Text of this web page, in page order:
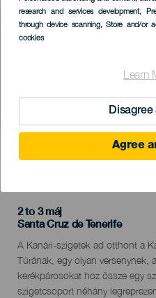
research and services development,
through device scanning, Store and/or
cookies
Learn
Disagree
Agree
Listado
2 to 3 máj
Localidad
Santa Cruz de Tenerife
Descripción
del
evento
A Kanári-szigetek ad otthont a
Túrának, egy olyan versenynek,
kerékpárosokat hoz össze egy
szigetcsoport néhány